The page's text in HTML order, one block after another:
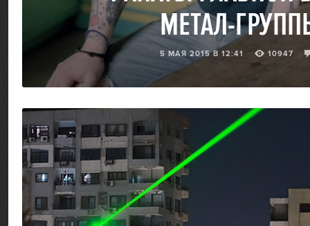
МЕТАЛ-
5 МАЯ 2015 В 12:41 10947